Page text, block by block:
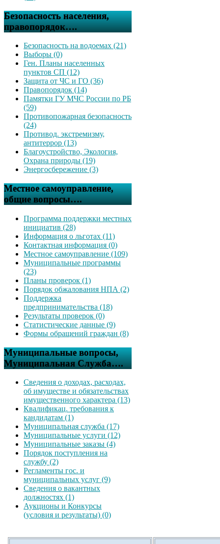
Безопасность населения,
правопорядок….
Безопасность на водоемах (21)
Выборы (0)
Ген. Планы населенных
пунктов СП (12)
Защита от ЧС и ГО (36)
Правопорядок (14)
Памятки ГУ МЧС России по РБ
(59)
Противопожарная безопасность
(24)
Противод. экстремизму,
антитеррор (13)
Благоустройство, Экология,
Охрана природы (19)
Энергосбережение (3)
Местное самоуправление,
общие вопросы….
Программа поддержки местных
инициатив (28)
Информация о льготах (11)
Контактная информация (0)
Местное самоуправление (109)
Муниципальные программы
(23)
Планы проверок (1)
Порядок обжалования НПА (2)
Поддержка
предпринимательства (18)
Результаты проверок (0)
Статистические данные (9)
Формы обращений граждан (8)
Муниципальные вопросы,
Муниципальная Служба….
Сведения о доходах, расходах,
об имуществе и обязательствах
имущественного характера (13)
Квалификац. требования к
кандидатам (1)
Муниципальная служба (17)
Муниципальные услуги (12)
Муниципальные заказы (4)
Порядок поступления на
службу (2)
Регламенты гос. и
муниципальных услуг (9)
Сведения о вакантных
должностях (1)
Аукционы и Конкурсы
(условия и результаты) (0)